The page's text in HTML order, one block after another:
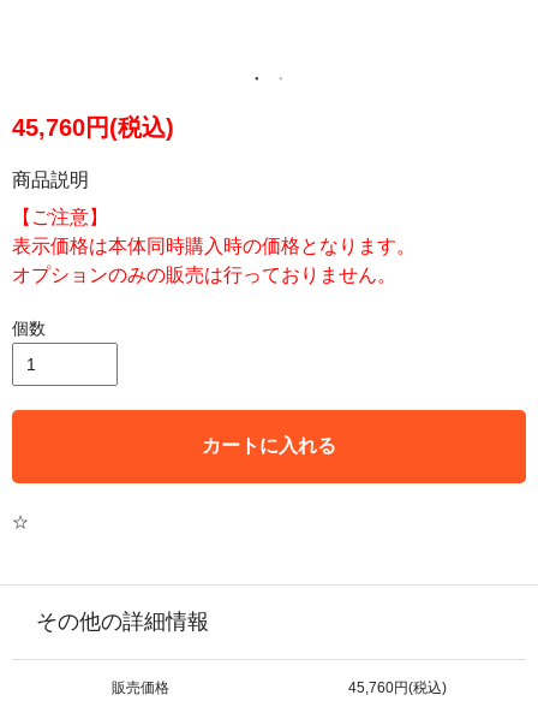
45,760円(税込)
商品説明
【ご注意】
表示価格は本体同時購入時の価格となります。
オプションのみの販売は行っておりません。
個数
カートに入れる
☆
その他の詳細情報
販売価格 45,760円(税込)